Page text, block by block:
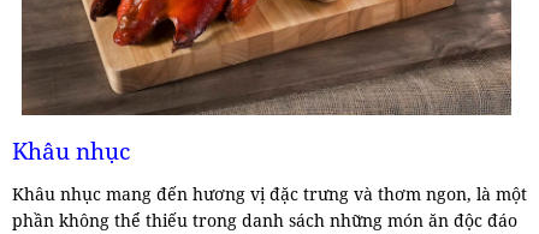
Khâu nhục
Khâu nhục mang đến hương vị đặc trưng và thơm ngon, là một
phần không thể thiếu trong danh sách những món ăn độc đáo